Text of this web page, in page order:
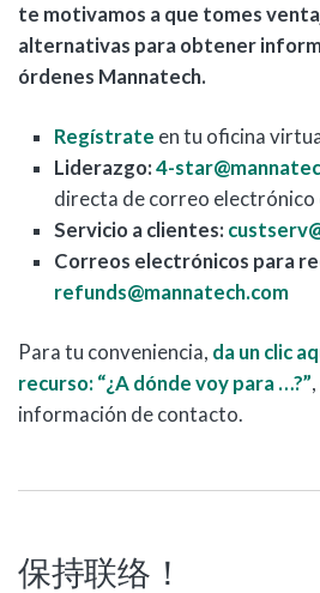
te motivamos a que tomes
alternativas para obtener
órdenes Mannatech.
Regístrate en tu oficina
Liderazgo: 4-
directa de correo electrónico
Servicio a clientes:
Correos electrónicos para
refunds@mannatech.com
Para tu conveniencia, da un clic
recurso: “¿A dónde voy para …?”
información de contacto.
保持联络！